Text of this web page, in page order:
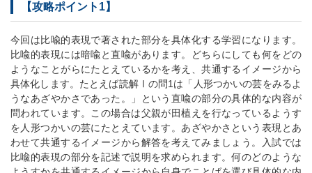
【攻略ポイント1】
今回は比喩的表現で著された部分を具体化する学習になります。
比喩的表現には暗喩と直喩があります。どちらにしても何をどの
ようなことがらにたとえているかを考え、共通するイメージから
具体化します。たとえば読解Ⅰの問1は「人形つかいの芸をみるよ
うなあざやかさであった。」という直喩の部分の具体的な内容が
問われています。この場合は父親が田植えを行なっているようす
を人形つかいの芸にたとえています。あざやかさという表現とあ
わせて共通するイメージから解答を考えてみましょう。入試では
比喩的表現の部分を記述で説明を求められます。何のどのような